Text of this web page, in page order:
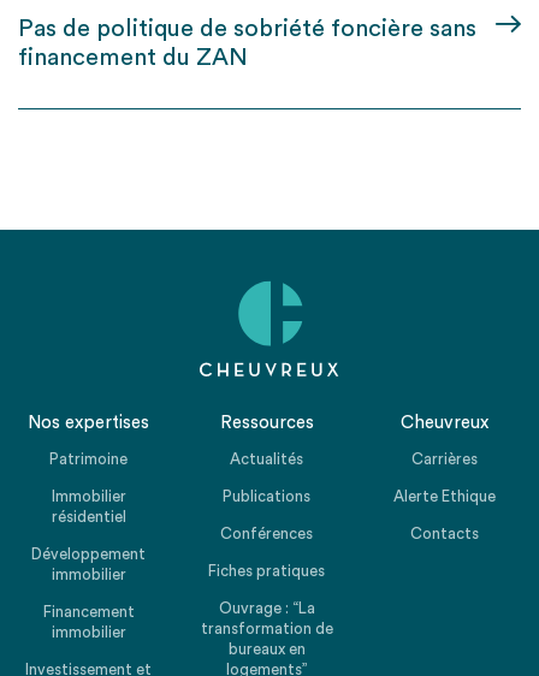
Pas de politique de sobriété foncière sans
financement du ZAN
Nos expertises
Patrimoine
Immobilier
résidentiel
Développement
immobilier
Financement
immobilier
Investissement et
Ressources
Actualités
Publications
Conférences
Fiches pratiques
Ouvrage : “La
transformation de
bureaux en
logements”
Cheuvreux
Carrières
Alerte Ethique
Contacts